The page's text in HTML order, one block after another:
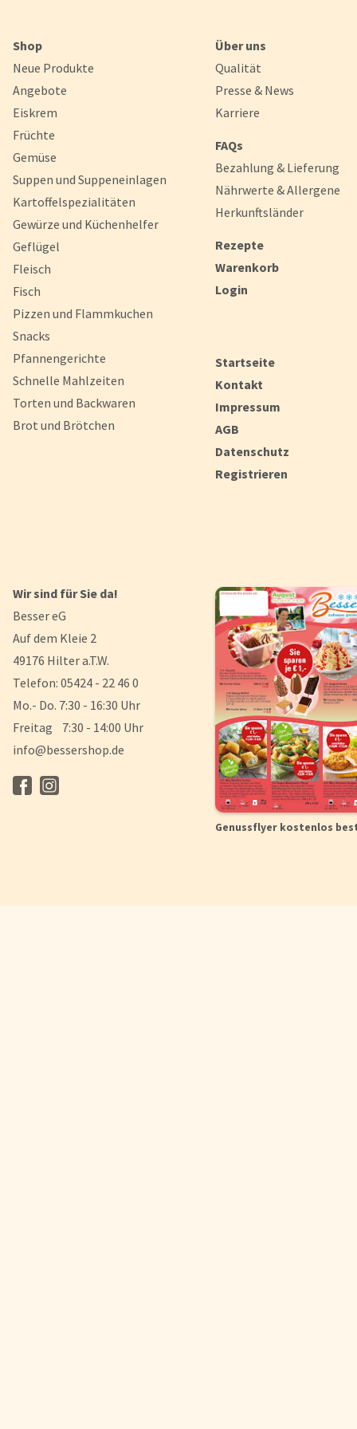
Shop
Neue Produkte
Angebote
Eiskrem
Früchte
Gemüse
Suppen und Suppeneinlagen
Kartoffelspezialitäten
Gewürze und Küchenhelfer
Geflügel
Fleisch
Fisch
Pizzen und Flammkuchen
Snacks
Pfannengerichte
Schnelle Mahlzeiten
Torten und Backwaren
Brot und Brötchen
Über uns
Qualität
Presse & News
Karriere
FAQs
Bezahlung & Lieferung
Nährwerte & Allergene
Herkunftsländer
Rezepte
Warenkorb
Login
Startseite
Kontakt
Impressum
AGB
Datenschutz
Registrieren
Wir sind für Sie da!
Besser eG
Auf dem Kleie 2
49176 Hilter a.T.W.
Telefon: 05424 - 22 46 0
Mo.- Do. 7:30 - 16:30 Uhr
Freitag 7:30 - 14:00 Uhr
info@bessershop.de
Genussflyer kostenlos